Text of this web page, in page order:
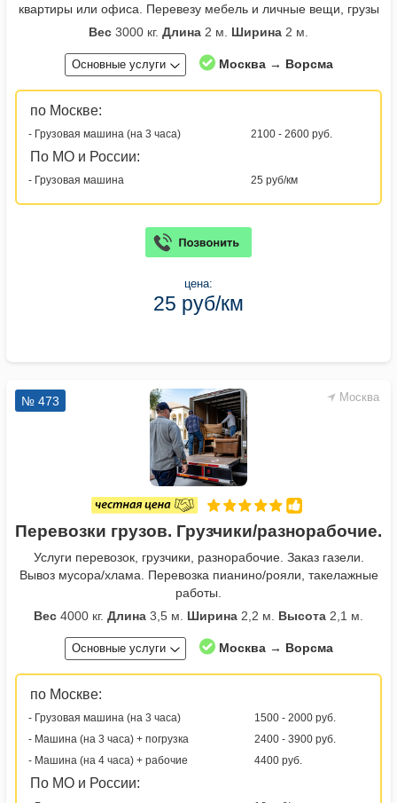
квартиры или офиса. Перевезу мебель и личные вещи, грузы
Вес 3000 кг. Длина 2 м. Ширина 2 м.
Основные услуги Москва → Ворсма
по Москве:
- Грузовая машина (на 3 часа) 2100 - 2600 руб.
По МО и России:
- Грузовая машина 25 руб/км
цена:
25 руб/км
Москва
№ 473
Перевозки грузов. Грузчики/разнорабочие.
Услуги перевозок, грузчики, разнорабочие. Заказ газели.
Вывоз мусора/хлама. Перевозка пианино/рояли, такелажные
работы.
Вес 4000 кг. Длина 3,5 м. Ширина 2,2 м. Высота 2,1 м.
Основные услуги Москва → Ворсма
по Москве:
- Грузовая машина (на 3 часа)
1500 - 2000 руб.
- Машина (на 3 часа) + погрузка
2400 - 3900 руб.
- Машина (на 4 часа) + рабочие
4400 руб.
По МО и России: